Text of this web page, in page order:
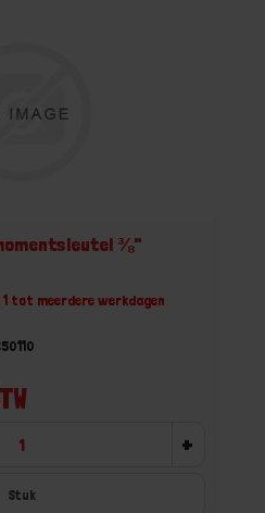
⅜"
tot meerdere werkdagen
+
Stuk